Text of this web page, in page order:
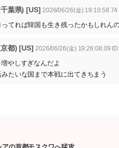
葉県) [US] 2026/06/26(金)
てれば韓国も生き残ったかもしれん
都) [US] 2026/06/26(金) 19:26:08.09
やしすぎなんだよ
たいな国まで本戦に出てきちまう